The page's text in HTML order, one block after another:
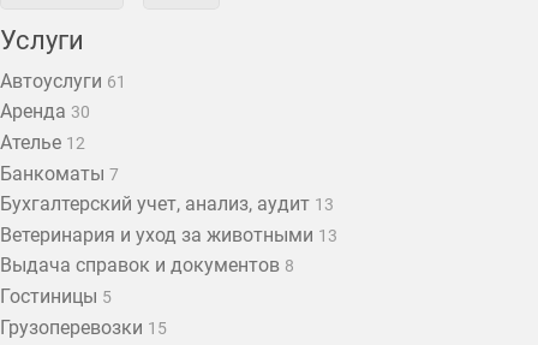
Услуги
Автоуслуги 61
Аренда 30
Ателье 12
Банкоматы 7
Бухгалтерский учет, анализ, аудит 13
Ветеринария и уход за животными 13
Выдача справок и документов 8
Гостиницы 5
Грузоперевозки 15